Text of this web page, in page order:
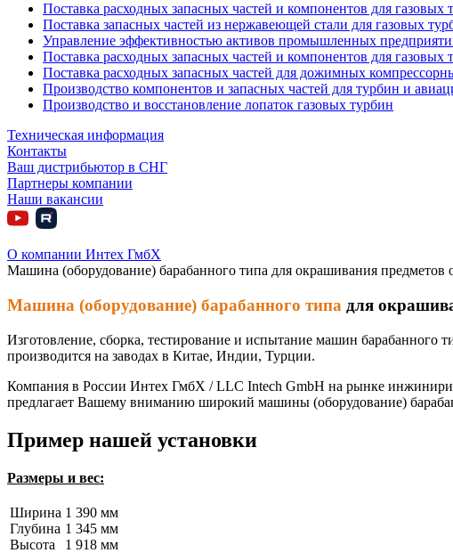
Поставка расходных запасных частей и компонентов для газовых
Поставка запасных частей из нержавеющей стали для газовых
Управление эффективностью активов промышленных
Поставка расходных запасных частей и компонентов для газовых
Поставка расходных запасных частей для дожимных
Производство компонентов и запасных частей для турбин и
Производство и восстановление лопаток газовых турбин
Техническая информация
Контакты
Ваш дистрибьютор в СНГ
Партнеры компании
Наши вакансии
О компании Интех ГмбХ
Машина (оборудование) барабанного типа для окрашивания предметов
Машина (оборудование) барабанного типа для
Изготовление, сборка, тестирование и испытание машин барабанного
производится на заводах в Китае, Индии, Турции.
Компания в России Интех ГмбХ / LLC Intech GmbH на рынке
предлагает Вашему вниманию широкий машины (оборудование)
Пример нашей установки
Размеры и вес:
Ширина
Глубина
Высота
1 390 мм
1 345 мм
1 918 мм